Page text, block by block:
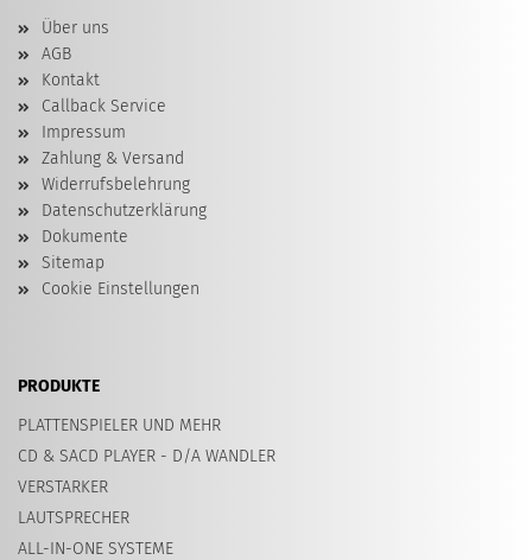
Über uns
AGB
Kontakt
Callback Service
Impressum
Zahlung & Versand
Widerrufsbelehrung
Datenschutzerklärung
Dokumente
Sitemap
Cookie Einstellungen
PRODUKTE
PLATTENSPIELER UND MEHR
CD & SACD PLAYER - D/A WANDLER
VERSTARKER
LAUTSPRECHER
ALL-IN-ONE SYSTEME